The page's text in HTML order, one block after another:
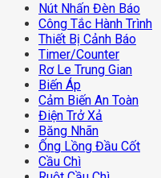
Nút Nhấn Đèn Báo
Công Tắc Hành Trình
Thiết Bị Cảnh Báo
Timer/counter
Rơ Le Trung Gian
Biến Áp
Cảm Biến An Toàn
Điện Trở Xả
Băng Nhãn
Ống Lồng Đầu Cốt
Cầu Chì